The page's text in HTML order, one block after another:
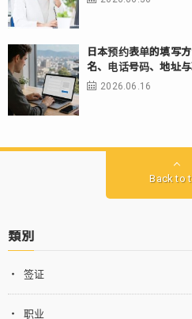
日本预约表单的填写
名、电话号码、地址
2026.06.16
Back to
類別
签证
职业